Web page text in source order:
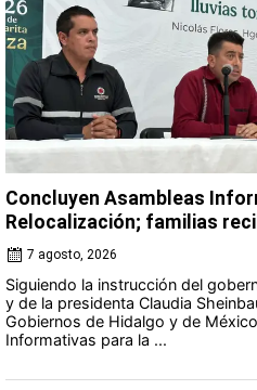
Concluyen Asambleas
Relocalización; familias
7 agosto, 2026
Siguiendo la instrucción del
y de la presidenta Claudia
Gobiernos de Hidalgo y de
Informativas para la ...